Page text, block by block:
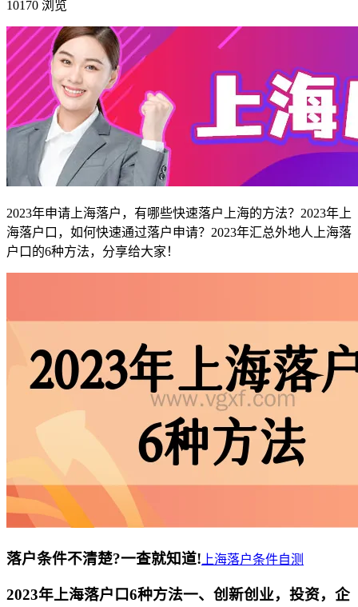
10170 浏览
2023年申请上海落户，有哪些快速落户上海的方法？2023年上
海落户口，如何快速通过落户申请？2023年汇总外地人上海落
户口的6种方法，分享给大家！
落户条件不清楚?一查就知道! 上海落户条件自测
2023年上海落户口6种方法一、创新创业，投资，企